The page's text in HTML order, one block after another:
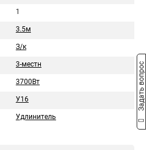
1
3.5м
З/к
3-местн
3700Вт
У16
Удлинитель
Задать вопрос